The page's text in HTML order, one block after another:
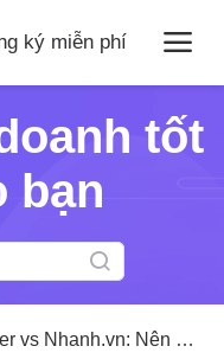
ký miễn phí
tốt
bạn
chọn phần mềm nào cho Shopee, TikTok Shop, Lazada tốt nhất 2026?